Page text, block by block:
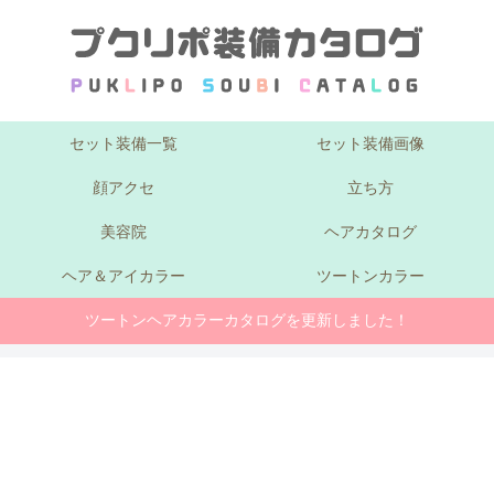
セット装備一覧 セット装備画像
顔アクセ 立ち方
美容院 ヘアカタログ
ヘア＆アイカラー ツートンカラー
ツートンヘアカラーカタログを更新しました！